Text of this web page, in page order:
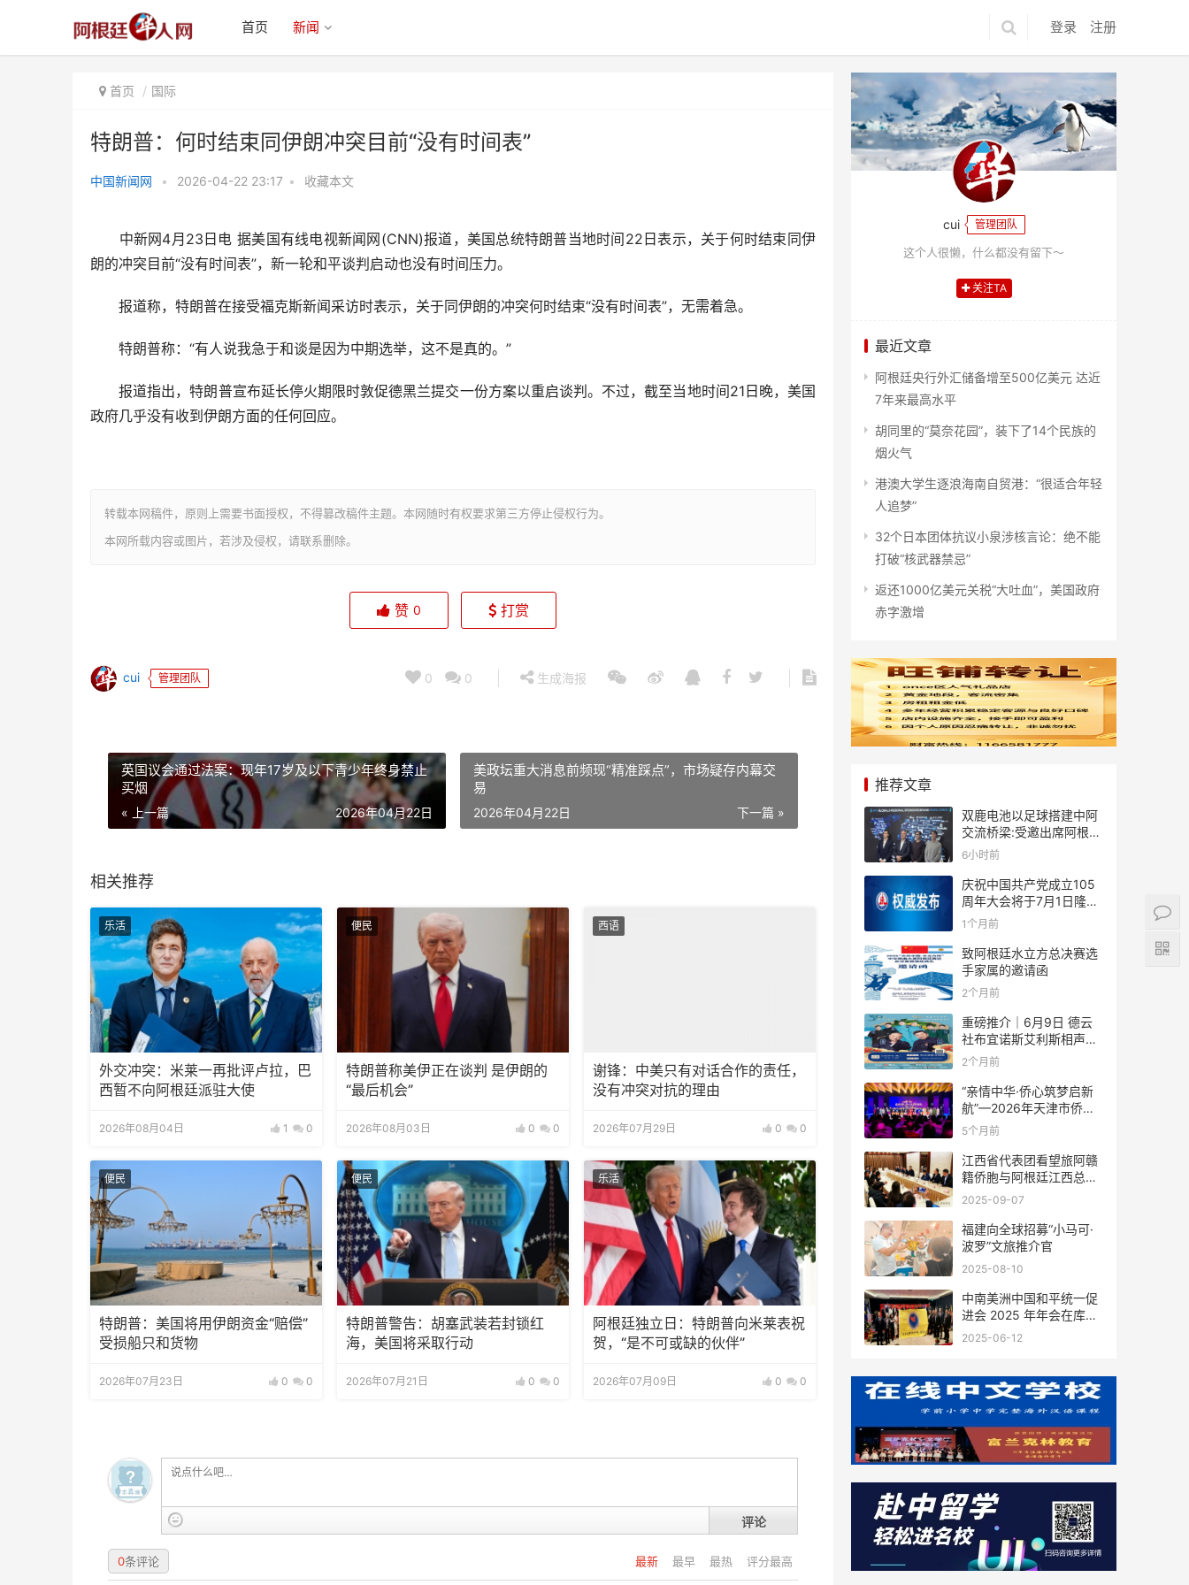
登录 注册
首页 新闻
首页 国际
特朗普：何时结束同伊朗冲突目前“没有时间表”
中国新闻网 • 2026-04-22 23:17 • 收藏本文
中新网4月23日电 据美国有线电视新闻网(CNN)报道，美国总统特朗普当地时间22日表示，关于何时结束同伊
朗的冲突目前“没有时间表”，新一轮和平谈判启动也没有时间压力。
报道称，特朗普在接受福克斯新闻采访时表示，关于同伊朗的冲突何时结束“没有时间表”，无需着急。
特朗普称：“有人说我急于和谈是因为中期选举，这不是真的。”
报道指出，特朗普宣布延长停火期限时敦促德黑兰提交一份方案以重启谈判。不过，截至当地时间21日晚，美国
政府几乎没有收到伊朗方面的任何回应。
转载本网稿件，原则上需要书面授权，不得篡改稿件主题。本网随时有权要求第三方停止侵权行为。
本网所载内容或图片，若涉及侵权，请联系删除。
赞 0 打赏
cui 管理团队 0 0 生成海报
英国议会通过法案：现年17岁及以下青少年终身禁止
买烟
« 上一篇 2026年04月22日
美政坛重大消息前频现“精准踩点”，市场疑存内幕交
易
下一篇 »
2026年04月22日
相关推荐
乐活
外交冲突：米莱一再批评卢拉，巴
西暂不向阿根廷派驻大使
2026年08月04日 1 0
便民
特朗普称美伊正在谈判 是伊朗的
“最后机会”
2026年08月03日 0 0
西语
谢锋：中美只有对话合作的责任，
没有冲突对抗的理由
2026年07月29日 0 0
便民
特朗普：美国将用伊朗资金“赔偿”
受损船只和货物
2026年07月23日 0 0
便民
特朗普警告：胡塞武装若封锁红
海，美国将采取行动
2026年07月21日 0 0
乐活
阿根廷独立日：特朗普向米莱表祝
贺，“是不可或缺的伙伴”
2026年07月09日 0 0
评论
最新 最早 最热 评分最高
0条评论
cui 管理团队
这个人很懒，什么都没有留下～
关注TA
最近文章
阿根廷央行外汇储备增至500亿美元 达近
7年来最高水平
胡同里的“莫奈花园”，装下了14个民族的
烟火气
港澳大学生逐浪海南自贸港：“很适合年轻
人追梦”
32个日本团体抗议小泉涉核言论：绝不能
打破“核武器禁忌”
返还1000亿美元关税“大吐血”，美国政府
赤字激增
推荐文章
双鹿电池以足球搭建中阿
交流桥梁:受邀出席阿根廷
足协赞助商招待会！
6小时前
庆祝中国共产党成立105
周年大会将于7月1日隆重
举行
1个月前
致阿根廷水立方总决赛选
手家属的邀请函
2个月前
重磅推介｜6月9日 德云
社布宜诺斯艾利斯相声专
场！国风曲艺邂逅南美风
结！
2个月前
“亲情中华·侨心筑梦启新
航”—2026年天津市侨界
新春联谊活动成功举办
5个月前
江西省代表团看望旅阿赣
籍侨胞与阿根廷江西总商
会座谈
2025-09-07
福建向全球招募“小马可·
波罗”文旅推介官
2025-08-10
中南美洲中国和平统一促
进会 2025 年年会在库拉
索圆满举行，共绘反“独”
2025-06-12